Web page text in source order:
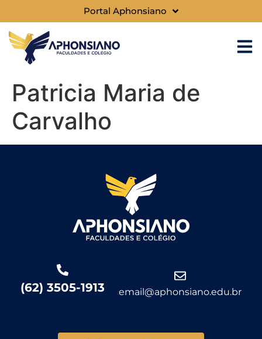
Portal Aphonsiano
Patricia Maria de
Carvalho
(62) 3505-1913 email@aphonsiano.edu.br